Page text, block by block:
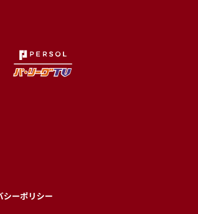
シーポリシー